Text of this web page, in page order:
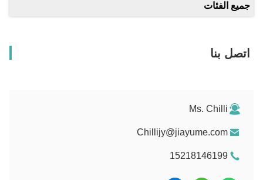
جميع الفئات
اتصل بنا
Ms. Chilli
Chillijy@jiayume.com
15218146199